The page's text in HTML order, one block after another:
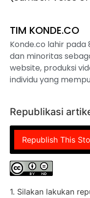
TIM KONDE.CO
Konde.co lahir
dan minoritas
website, produksi
individu yang
Republikasi
Republish This
1. Silakan lakukan